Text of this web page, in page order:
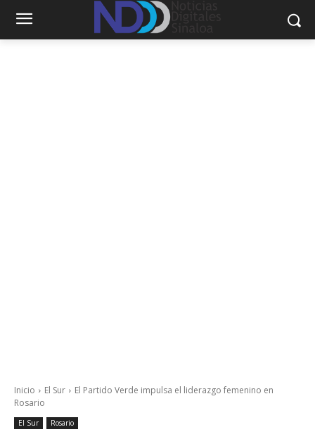
Inicio El Sur
El Partido Verde impulsa el liderazgo femenino en
Rosario
El Sur Rosario